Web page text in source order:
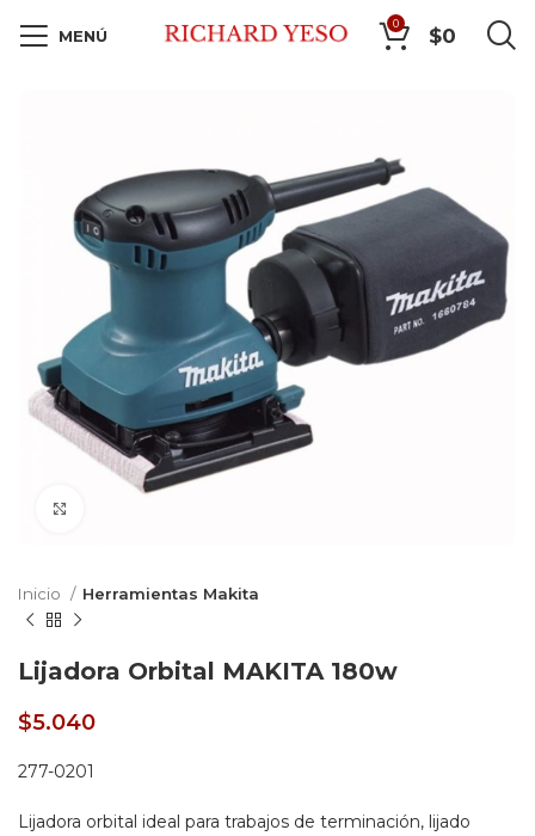
MENÚ
0 $0
Inicio Herramientas Makita
Lijadora Orbital MAKITA 180w
$5.040
277-0201
Lijadora orbital ideal para trabajos de terminación, lijado